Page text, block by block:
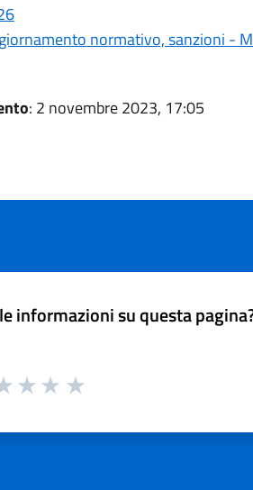
normativo, sanzioni -
: 2 novembre 2023, 17:05
informazioni su questa